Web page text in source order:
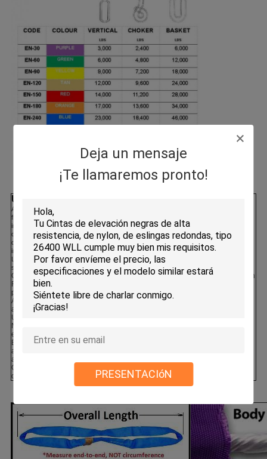
Deja un mensaje
¡Te llamaremos pronto!
PRESENTACIóN
Uso e inspección:
Antes de cada uso, todos los cables,
fijaciones y accesorios deben
inspeccionarse para detectar defectos y
daños.Las hileras dañadas o defectuosas
deben retirarse y destruirse
inmediatamente..
La eslinga deberá retirarse del servicio si
se observa un daño como el siguiente:
Quemaduras por ácido o cáustico.
Fusión o carbonización de cualquier
parte de la honda.
Agujeros, rasgaduras, cortes o
atascos.
Uso excesivo del abrasivo.
Nudos en cualquier parte de la
eslinga.
Exceso de agujeros, corrosión,
agrietamiento o distorsión en los
accesorios finales
Otros daños visibles que pongan en
duda la resistencia de la honda.
Peso máximo y tamaño de la carga
que se levantará.
La longitud de la eslinga necesaria
para su aplicación (asegúrese de
tener en cuenta si la eslinga se
utilizará en una posición vertical, en
Utilizando esta información, vamos
a coincidir con la eslinga redonda